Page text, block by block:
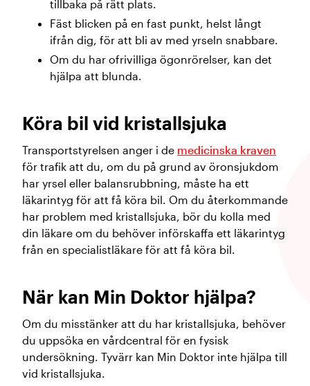
tillbaka på rätt plats.
Fäst blicken på en fast punkt, helst långt
ifrån dig, för att bli av med yrseln snabbare.
Om du har ofrivilliga ögonrörelser, kan det
hjälpa att blunda.
Köra bil vid kristallsjuka
Transportstyrelsen anger i de medicinska kraven
för trafik att du, om du på grund av öronsjukdom
har yrsel eller balansrubbning, måste ha ett
läkarintyg för att få köra bil. Om du återkommande
har problem med kristallsjuka, bör du kolla med
din läkare om du behöver införskaffa ett läkarintyg
från en specialistläkare för att få köra bil.
När kan Min Doktor hjälpa?
Om du misstänker att du har kristallsjuka, behöver
du uppsöka en vårdcentral för en fysisk
undersökning. Tyvärr kan Min Doktor inte hjälpa till
vid kristallsjuka.